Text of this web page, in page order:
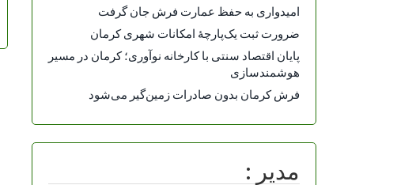
امیدواری به حفظ عمارت فرش جان گرفت
ضرورت ثبت یک‌پارچۀ امکانات شهری کرمان
پایان اقتصاد سنتی با کارخانه نوآوری؛ کرمان در مسیر
هوشمندسازی
فرش کرمان بدون صادرات زمین‌گیر می‌شود
مدیر :